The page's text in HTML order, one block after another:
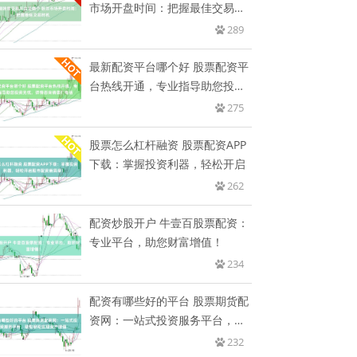
市场开盘时间：把握最佳交易时
289
最新配资平台哪个好 股票配资平
台热线开通，专业指导助您投资
275
股票怎么杠杆融资 股票配资APP
下载：掌握投资利器，轻松开启
262
配资炒股开户 牛壹百股票配资：
专业平台，助您财富增值！
234
配资有哪些好的平台 股票期货配
资网：一站式投资服务平台，助
232